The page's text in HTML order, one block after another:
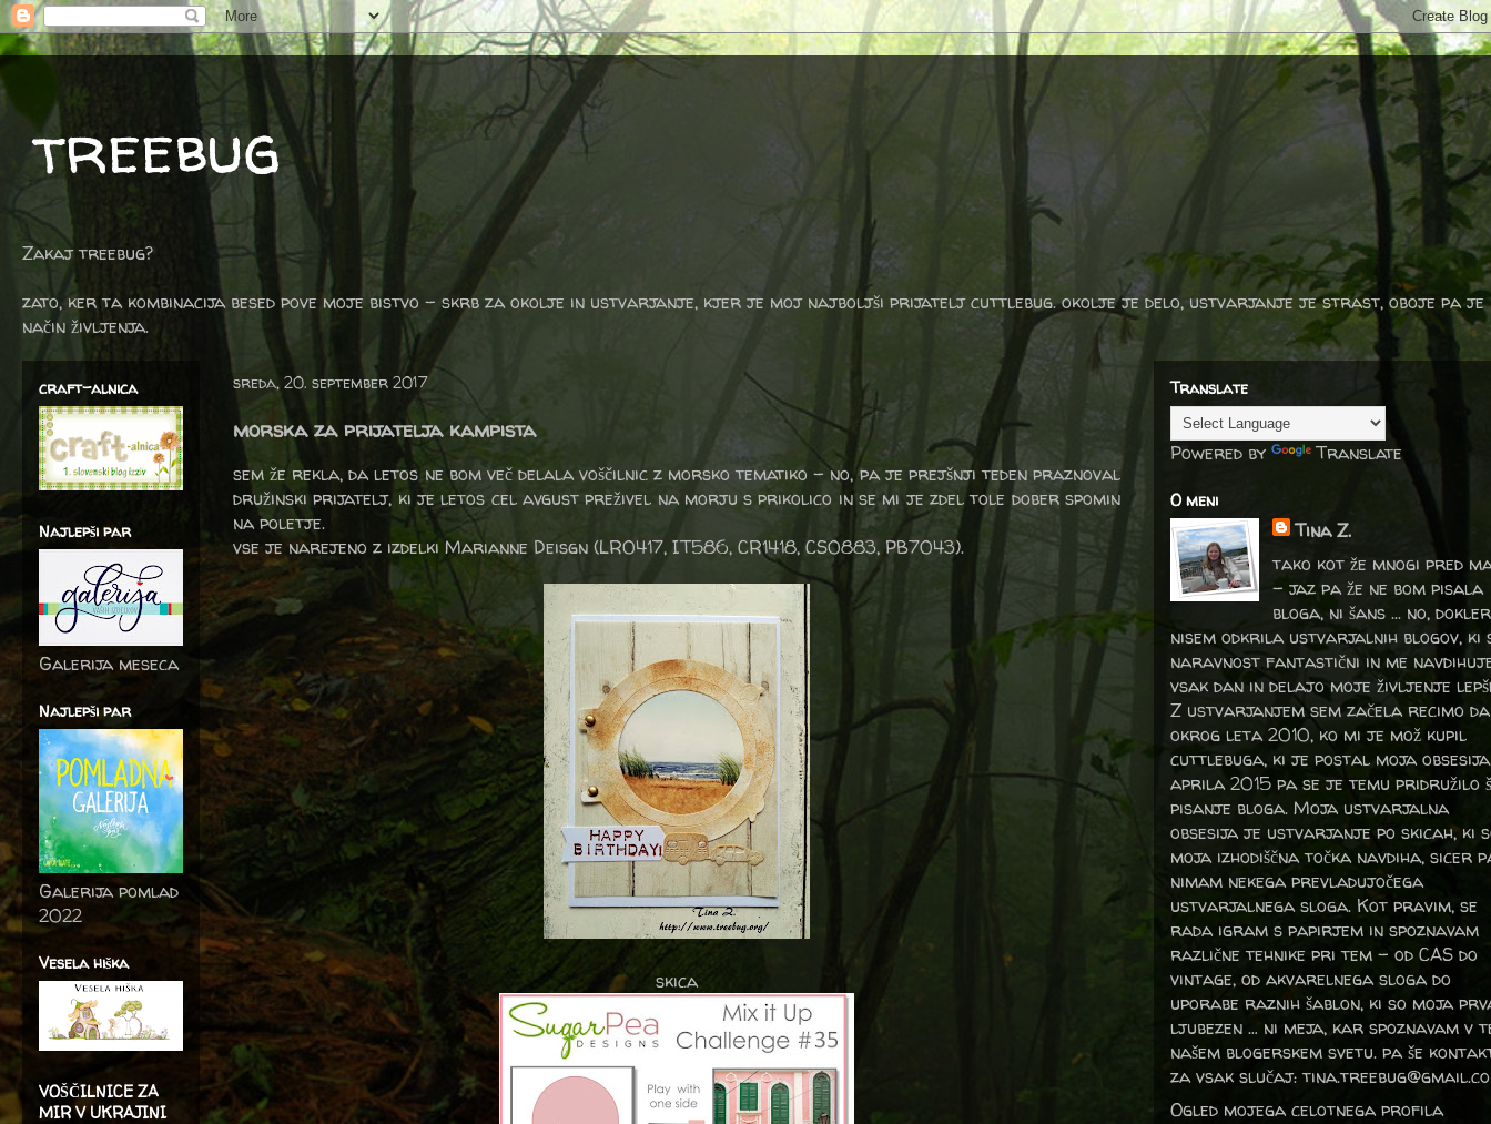
treebug
Zakaj treebug?
zato, ker ta kombinacija besed pove moje bistvo - skrb za okolje in ustvarjanje, kjer je moj najboljši prijatelj cuttlebug. okolje je delo, ustvarjanje je strast, oboje pa je
način življenja.
sreda, 20. september 2017
morska za prijatelja kampista
sem že rekla, da letos ne bom več delala voščilnic z morsko tematiko - no, pa je prejšnji teden praznoval
družinski prijatelj, ki je letos cel avgust preživel na morju s prikolico in se mi je zdel tole dober spomin
na poletje.
vse je narejeno z izdelki Marianne Deisgn (LR0417, IT586, CR1418, CS0883, PB7043).
skica
craft-alnica
Najlepši par
Galerija meseca
Najlepši par
Galerija pomlad
2022
Vesela hiška
VOŠČILNICE ZA
MIR V UKRAJINI
Translate
Powered by Translate
O meni
Tina Z.
tako kot že mnogi pred
- jaz pa že ne bom pisala
bloga, ni šans ... no, dokler
nisem odkrila ustvarjalnih blogov, ki
naravnost fantastični in me
vsak dan in delajo moje življenje
Z ustvarjanjem sem začela recimo da
okrog leta 2010, ko mi je mož kupil
cuttlebuga, ki je postal moja
aprila 2015 pa se je temu pridružilo
pisanje bloga. Moja ustvarjalna
obsesija je ustvarjanje po skicah, ki
moja izhodiščna točka navdiha, sicer
nimam nekega prevladujočega
ustvarjalnega sloga. Kot pravim, se
rada igram s papirjem in spoznavam
različne tehnike pri tem – od CAS do
vintage, od akvarelnega sloga do
uporabe raznih šablon, ki so moja
ljubezen … ni meja, kar spoznavam v
našem blogerskem svetu. pa še
za vsak slučaj:
Ogled mojega celotnega profila